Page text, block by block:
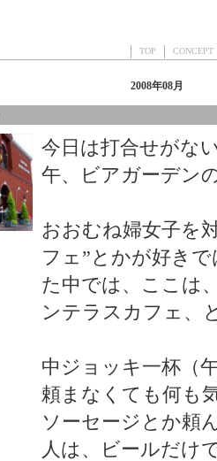
TOP
2008年08月
今日は打合せがな
午、ビアガーデン
おおむね婦女子を
フェ”とかが好き
た中では、ここは
ンテラスカフェ、
中ジョッキ一杯（
頼まなくても何も
ソーセージとか頼
人は、ビールだけ